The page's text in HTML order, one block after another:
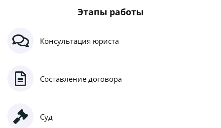
Этапы работы
Консультация юриста
Составление договора
Суд